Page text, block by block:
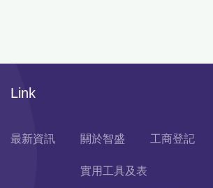
Link
最新資訊 關於智盛 工商登記
實用工具及表